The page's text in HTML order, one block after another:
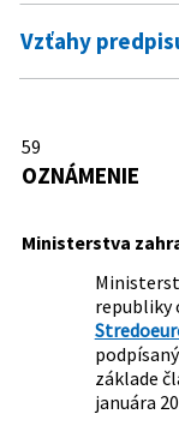
Číslo predpisu:
Typ: Oznámenie
Vzťahy
59
OZNÁMENIE
Ministerstva
republiky
základe
januára